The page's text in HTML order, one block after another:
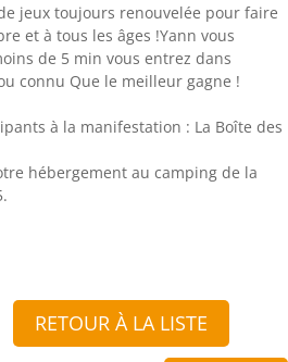
jeux toujours renouvelée pour faire
et à tous les âges !Yann vous
de 5 min vous entrez dans
connu Que le meilleur gagne !
à la manifestation : La Boîte des
hébergement au camping de la
RETOUR À LA LISTE